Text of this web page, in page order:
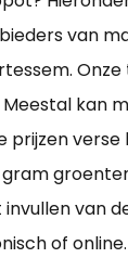
van
kan
prijzen
van
of